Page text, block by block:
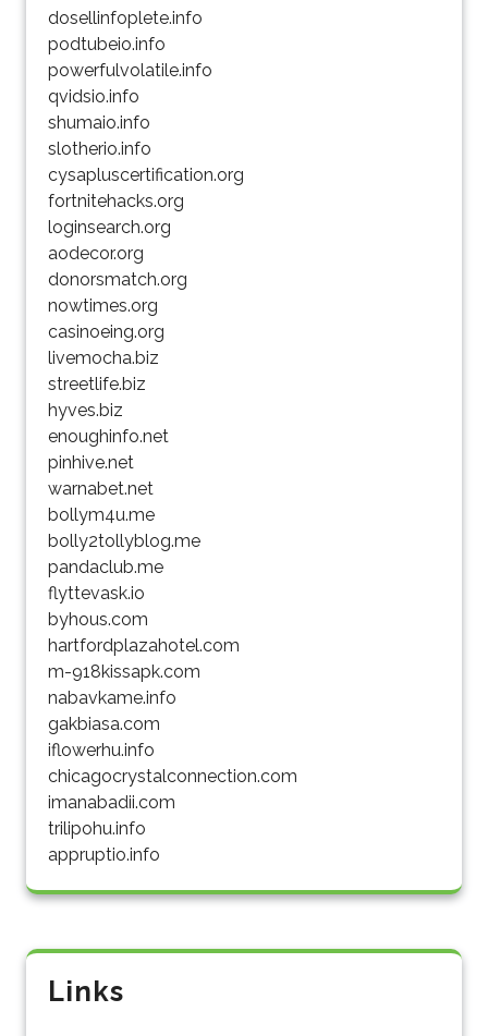
dosellinfoplete.info
podtubeio.info
powerfulvolatile.info
qvidsio.info
shumaio.info
slotherio.info
cysapluscertification.org
fortnitehacks.org
loginsearch.org
aodecor.org
donorsmatch.org
nowtimes.org
casinoeing.org
livemocha.biz
streetlife.biz
hyves.biz
enoughinfo.net
pinhive.net
warnabet.net
bollym4u.me
bolly2tollyblog.me
pandaclub.me
flyttevask.io
byhous.com
hartfordplazahotel.com
m-918kissapk.com
nabavkame.info
gakbiasa.com
iflowerhu.info
chicagocrystalconnection.com
imanabadii.com
trilipohu.info
appruptio.info
Links